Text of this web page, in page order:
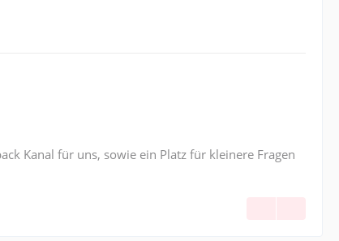
Kanal für uns, sowie ein Platz für kleinere Fragen